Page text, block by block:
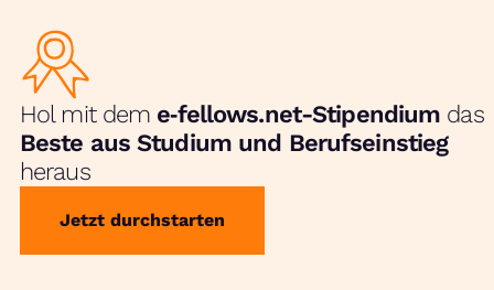
Hol mit dem e‑fellows.net-Stipendium das
Beste aus Studium und Berufseinstieg
heraus
Jetzt durchstarten